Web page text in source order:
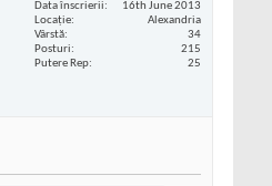
Data înscrierii
16th June 2013
Locaţie
Alexandria
Vârstă
34
Posturi
215
Putere Rep
25